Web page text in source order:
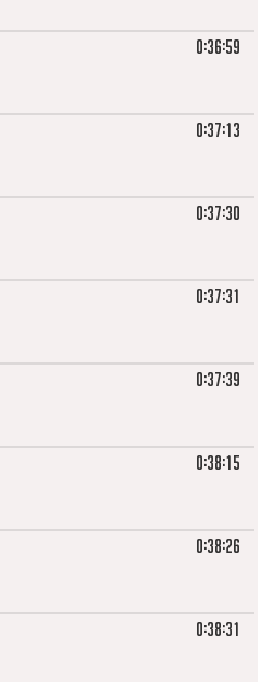
0:36:59
0:37:13
0:37:30
0:37:31
0:37:39
0:38:15
0:38:26
0:38:31